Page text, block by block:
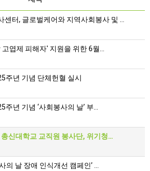
센터, 글로벌케어와 지역사회봉사 및 …
엽제 피해자' 지원을 위한 6월…
주년 기념 단체헌혈 실시
주년 기념 ‘사회봉사의 날’ 부…
신대학교 교직원 봉사단, 위기청…
의 날 장애 인식개선 캠페인’ …